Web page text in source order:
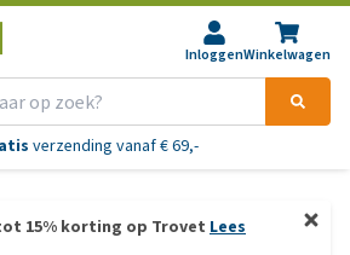
InloggenWinkelwagen
verzending vanaf € 69,-
15% korting op Trovet Lees